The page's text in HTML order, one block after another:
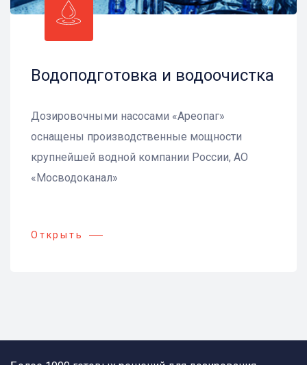
Водоподготовка и водоочистка
Дозировочными насосами «Ареопаг»
оснащены производственные мощности
крупнейшей водной компании России, АО
«Мосводоканал»
Открыть